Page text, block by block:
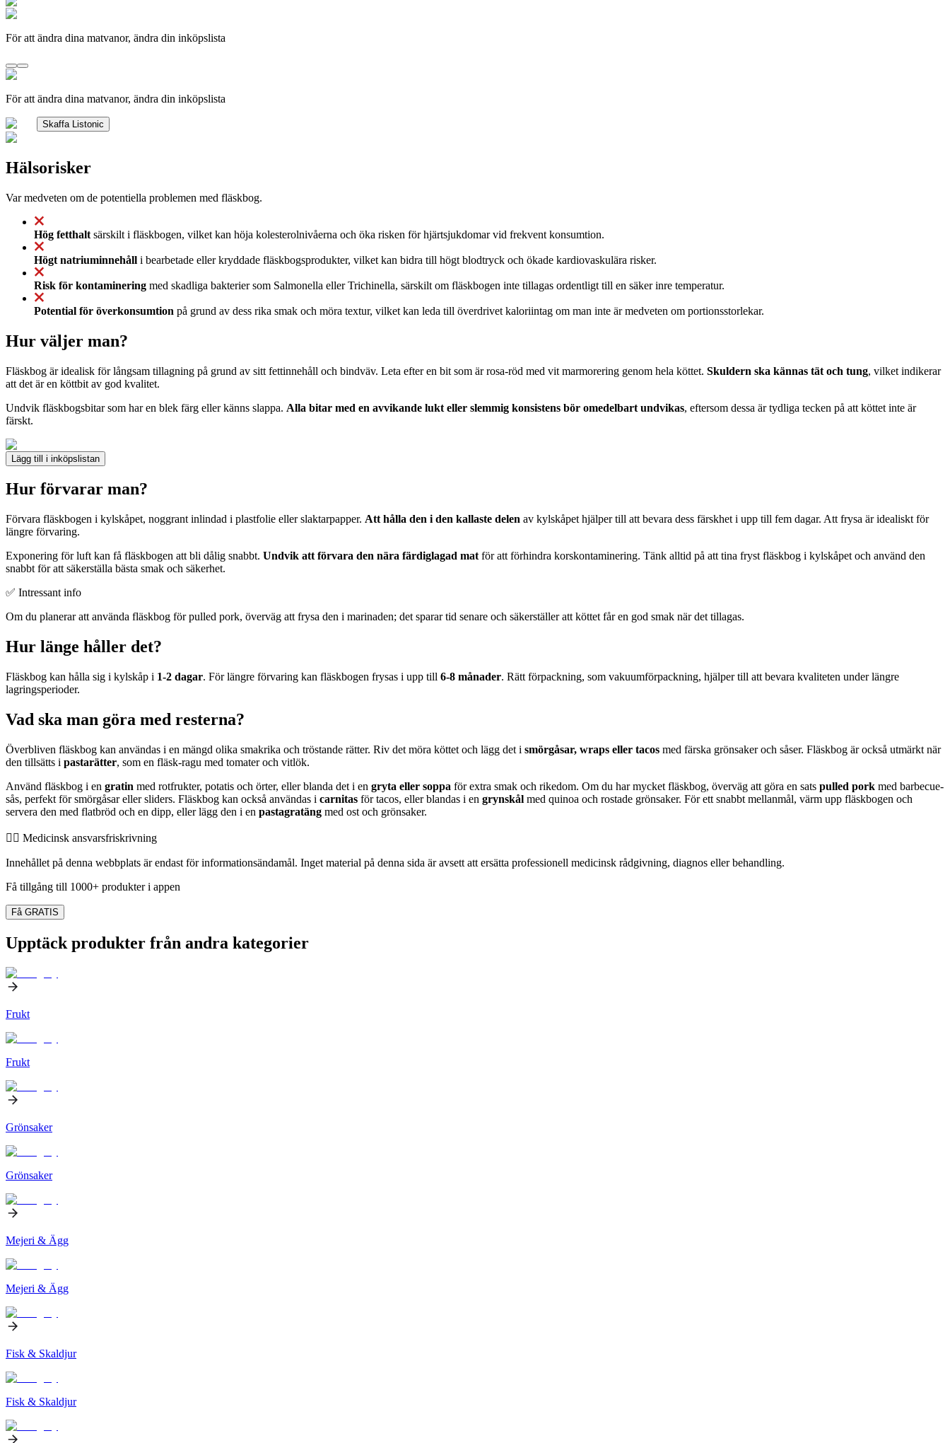
För att ändra dina matvanor, ändra din inköpslista
För att ändra dina matvanor, ändra din inköpslista
Skaffa Listonic
Hälsorisker
Var medveten om de potentiella problemen med fläskbog.
Hög fetthalt särskilt i fläskbogen, vilket kan höja kolesterolnivåerna och öka risken för hjärtsjukdomar vid frekvent konsumtion.
Högt natriuminnehåll i bearbetade eller kryddade fläskbogsprodukter, vilket kan bidra till högt blodtryck och ökade kardiovaskulära risker.
Risk för kontaminering med skadliga bakterier som Salmonella eller Trichinella, särskilt om fläskbogen inte tillagas ordentligt till en säker inre temperatur.
Potential för överkonsumtion på grund av dess rika smak och möra textur, vilket kan leda till överdrivet kaloriintag om man inte är medveten om portionsstorlekar.
Hur väljer man?
Fläskbog är idealisk för långsam tillagning på grund av sitt fettinnehåll och bindväv. Leta efter en bit som är rosa-röd med vit marmorering genom hela köttet. Skuldern ska kännas tät och tung, vilket indikerar
att det är en köttbit av god kvalitet.
Undvik fläskbogsbitar som har en blek färg eller känns slappa. Alla bitar med en avvikande lukt eller slemmig konsistens bör omedelbart undvikas, eftersom dessa är tydliga tecken på att köttet inte är
färskt.
Lägg till i inköpslistan
Hur förvarar man?
Förvara fläskbogen i kylskåpet, noggrant inlindad i plastfolie eller slaktarpapper. Att hålla den i den kallaste delen av kylskåpet hjälper till att bevara dess färskhet i upp till fem dagar. Att frysa är idealiskt för
längre förvaring.
Exponering för luft kan få fläskbogen att bli dålig snabbt. Undvik att förvara den nära färdiglagad mat för att förhindra korskontaminering. Tänk alltid på att tina fryst fläskbog i kylskåpet och använd den
snabbt för att säkerställa bästa smak och säkerhet.
✅ Intressant info
Om du planerar att använda fläskbog för pulled pork, överväg att frysa den i marinaden; det sparar tid senare och säkerställer att köttet får en god smak när det tillagas.
Hur länge håller det?
Fläskbog kan hålla sig i kylskåp i 1-2 dagar. För längre förvaring kan fläskbogen frysas i upp till 6-8 månader. Rätt förpackning, som vakuumförpackning, hjälper till att bevara kvaliteten under längre
lagringsperioder.
Vad ska man göra med resterna?
Överbliven fläskbog kan användas i en mängd olika smakrika och tröstande rätter. Riv det möra köttet och lägg det i smörgåsar, wraps eller tacos med färska grönsaker och såser. Fläskbog är också utmärkt när
den tillsätts i pastarätter, som en fläsk-ragu med tomater och vitlök.
Använd fläskbog i en gratin med rotfrukter, potatis och örter, eller blanda det i en gryta eller soppa för extra smak och rikedom. Om du har mycket fläskbog, överväg att göra en sats pulled pork med barbecue-
sås, perfekt för smörgåsar eller sliders. Fläskbog kan också användas i carnitas för tacos, eller blandas i en grynskål med quinoa och rostade grönsaker. För ett snabbt mellanmål, värm upp fläskbogen och
servera den med flatbröd och en dipp, eller lägg den i en pastagratäng med ost och grönsaker.
👨‍⚕️️ Medicinsk ansvarsfriskrivning
Innehållet på denna webbplats är endast för informationsändamål. Inget material på denna sida är avsett att ersätta professionell medicinsk rådgivning, diagnos eller behandling.
Få tillgång till 1000+ produkter i appen
Få GRATIS
Upptäck produkter från andra kategorier
Frukt
Frukt
Grönsaker
Grönsaker
Mejeri & Ägg
Mejeri & Ägg
Fisk & Skaldjur
Fisk & Skaldjur